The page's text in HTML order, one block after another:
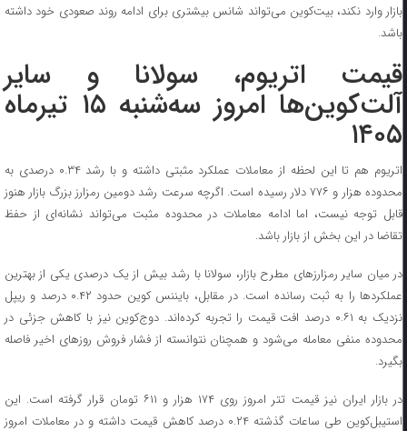
بازار وارد نکند، بیت‌کوین می‌تواند شانس بیشتری برای ادامه روند صعودی خود داشته
باشد.
قیمت اتریوم، سولانا و سایر
آلت‌کوین‌ها امروز سه‌شنبه ۱۵ تیرماه
۱۴۰۵
اتریوم هم تا این لحظه از معاملات عملکرد مثبتی داشته و با رشد ۰.۳۴ درصدی به
محدوده هزار و ۷۷۶ دلار رسیده است. اگرچه سرعت رشد دومین رمزارز بزرگ بازار هنوز
قابل توجه نیست، اما ادامه معاملات در محدوده مثبت می‌تواند نشانه‌ای از حفظ
تقاضا در این بخش از بازار باشد.
در میان سایر رمزارزهای مطرح بازار، سولانا با رشد بیش از یک درصدی یکی از بهترین
عملکردها را به ثبت رسانده است. در مقابل، بایننس کوین حدود ۰.۴۲ درصد و ریپل
نزدیک به ۰.۶۱ درصد افت قیمت را تجربه کرده‌اند. دوج‌کوین نیز با کاهش جزئی در
محدوده منفی معامله می‌شود و همچنان نتوانسته از فشار فروش روزهای اخیر فاصله
بگیرد.
در بازار ایران نیز قیمت تتر امروز روی ۱۷۴ هزار و ۶۱۱ تومان قرار گرفته است. این
استیبل‌کوین طی ساعات گذشته ۰.۲۴ درصد کاهش قیمت داشته و در معاملات امروز